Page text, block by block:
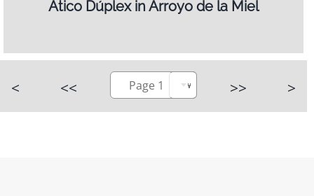
Ático Dúplex in Arroyo de la Miel
< << Page 1 >> >